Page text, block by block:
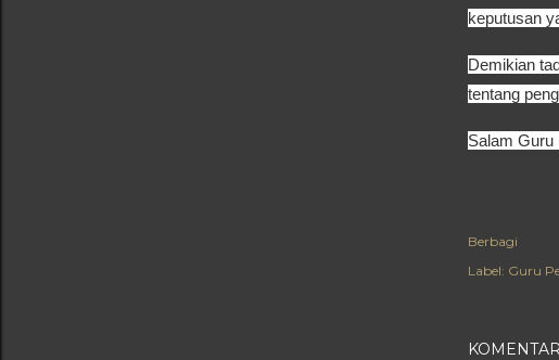
keputusan
Demikian
tentang
Salam
Berbagi
Label: Guru
KOMENTAR